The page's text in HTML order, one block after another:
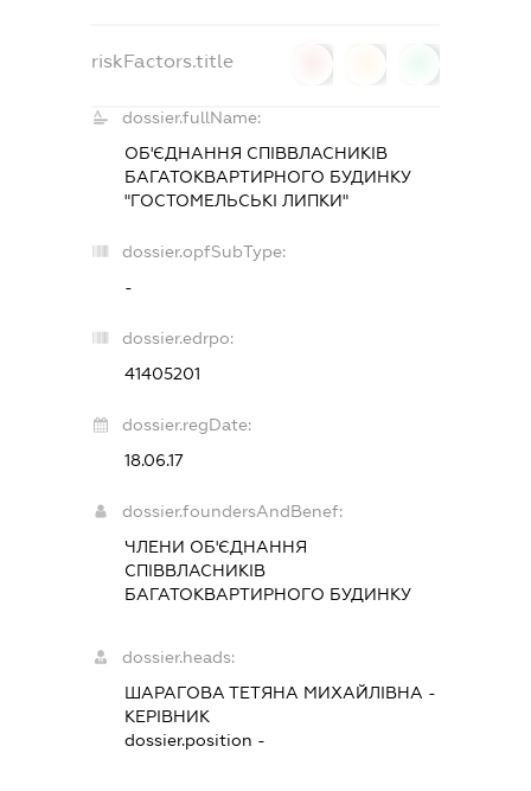
riskFactors.title
dossier.fullName:
ОБ'ЄДНАННЯ СПІВВЛАСНИКІВ
БАГАТОКВАРТИРНОГО БУДИНКУ
"ГОСТОМЕЛЬСЬКІ ЛИПКИ"
dossier.opfSubType:
-
dossier.edrpo:
41405201
dossier.regDate:
18.06.17
dossier.foundersAndBenef:
ЧЛЕНИ ОБ'ЄДНАННЯ
СПІВВЛАСНИКІВ
БАГАТОКВАРТИРНОГО БУДИНКУ
dossier.heads:
ШАРАГОВА ТЕТЯНА МИХАЙЛІВНА -
КЕРІВНИК
dossier.position -